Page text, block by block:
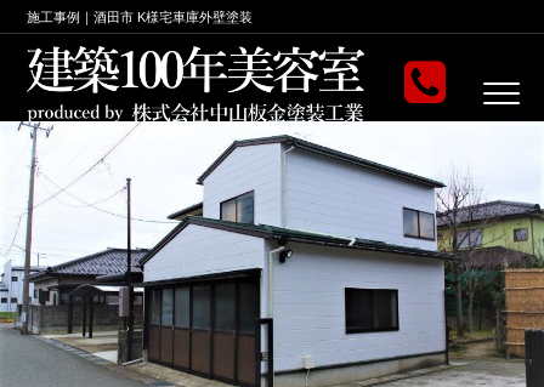
施工事例｜酒田市 K様宅車庫外壁塗装